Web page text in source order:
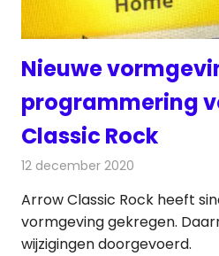
Nieuwe
programmering
Classic Rock
12 december 2020
Arrow Classic Rock heeft
vormgeving gekregen.
wijzigingen doorgevoerd.